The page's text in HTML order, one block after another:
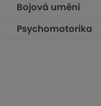
Bojová umění
Psychomotorika